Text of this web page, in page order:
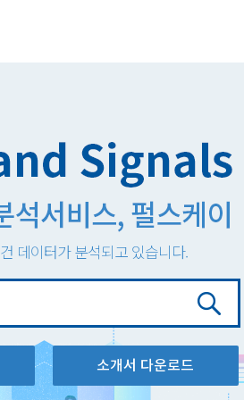
건 데이터가 분석되고 있습니다.
소개서 다운로드